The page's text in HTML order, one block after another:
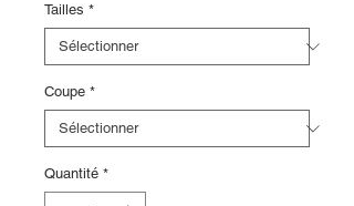
Tailles *
Coupe *
Quantité *